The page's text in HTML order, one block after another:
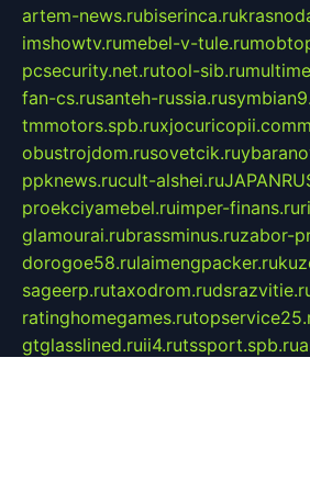
artem-news.rubiserinca.ru
imshowtv.rumebel-v-tule.ru
pcsecurity.net.rutool-sib.ru
fan-cs.rusanteh-russia.ru
tmmotors.spb.ruxjocuricopii.com
obustrojdom.rusovetcik.ru
ppknews.rucult-alshei.ru
proekciyamebel.ruimper-finans.ru
glamourai.rubrassminus.ruzabor-
dorogoe58.rulaimengpacker.ru
sageerp.rutaxodrom.ru
ratinghomegames.ru
gtglasslined.ruii4.rutssport.spb.ru